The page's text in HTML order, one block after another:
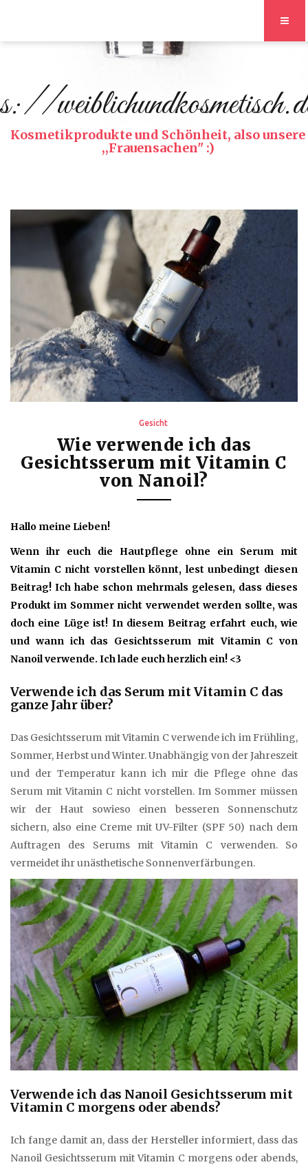
s://
Kosmetikprodukte und Schönheit, also unsere
,,Frauensachen" :)
Gesicht
Wie verwende ich das
Gesichtsserum mit Vitamin C
von Nanoil?
Hallo meine Lieben!
Wenn ihr euch die Hautpflege ohne ein Serum mit
Vitamin C nicht vorstellen könnt, lest unbedingt diesen
Beitrag! Ich habe schon mehrmals gelesen, dass dieses
Produkt im Sommer nicht verwendet werden sollte, was
doch eine Lüge ist! In diesem Beitrag erfahrt euch, wie
und wann ich das Gesichtsserum mit Vitamin C von
Nanoil verwende. Ich lade euch herzlich ein! <3
Verwende ich das Serum mit Vitamin C das
ganze Jahr über?
Das Gesichtsserum mit Vitamin C verwende ich im Frühling,
Sommer, Herbst und Winter. Unabhängig von der Jahreszeit
und der Temperatur kann ich mir die Pflege ohne das
Serum mit Vitamin C nicht vorstellen. Im Sommer müssen
wir der Haut sowieso einen besseren Sonnenschutz
sichern, also eine Creme mit UV-Filter (SPF 50) nach dem
Auftragen des Serums mit Vitamin C verwenden. So
vermeidet ihr unästhetische Sonnenverfärbungen.
Verwende ich das Nanoil Gesichtsserum mit
Vitamin C morgens oder abends?
Ich fange damit an, dass der Hersteller informiert, dass das
Nanoil Gesichtsserum mit Vitamin C morgens oder abends,